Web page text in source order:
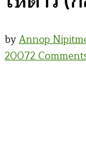
byAnnop
20072